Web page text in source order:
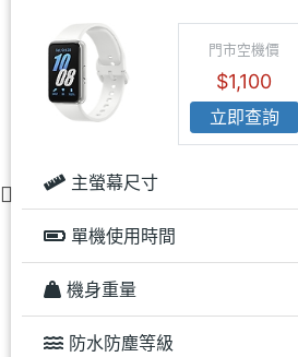
門市空機價
$1,100
立即查詢
主螢幕尺寸
單機使用時間
機身重量
防水防塵等級